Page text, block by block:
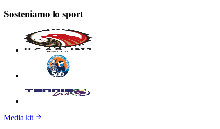
Sosteniamo lo sport
Media kit